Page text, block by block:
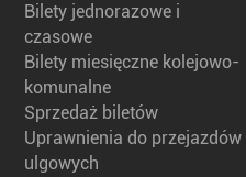
Bilety jednorazowe i
czasowe
Bilety miesięczne kolejowo-
komunalne
Sprzedaż biletów
Uprawnienia do przejazdów
ulgowych